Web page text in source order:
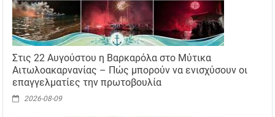
Στις 22 Αυγούστου η Βαρκαρόλα στο Μύτικα
Αιτωλοακαρνανίας – Πώς μπορούν να ενισχύσουν οι
επαγγελματίες την πρωτοβουλία
2026-08-09